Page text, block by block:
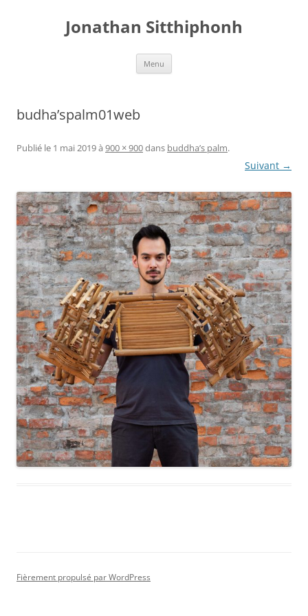
Jonathan Sitthiphonh
Menu
budha’spalm01web
Publié le 1 mai 2019à 900 × 900dans buddha’s palm.
Suivant →
Fièrement propulsé par WordPress